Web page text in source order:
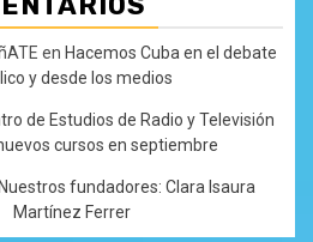
en Hacemos Cuba en el debate
y desde los medios
de Estudios de Radio y Televisión
cursos en septiembre
Nuestros fundadores: Clara Isaura
Martínez Ferrer